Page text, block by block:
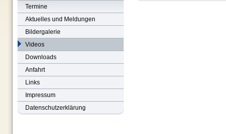
Termine
Aktuelles und Meldungen
Bildergalerie
Videos
Downloads
Anfahrt
Links
Impressum
Datenschutzerklärung